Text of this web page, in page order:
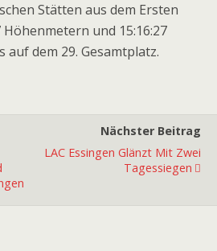
Stätten aus dem Ersten
und 15:16:27
auf dem 29. Gesamtplatz.
Nächster Beitrag
LAC Essingen Glänzt Mit Zwei
Tagessiegen